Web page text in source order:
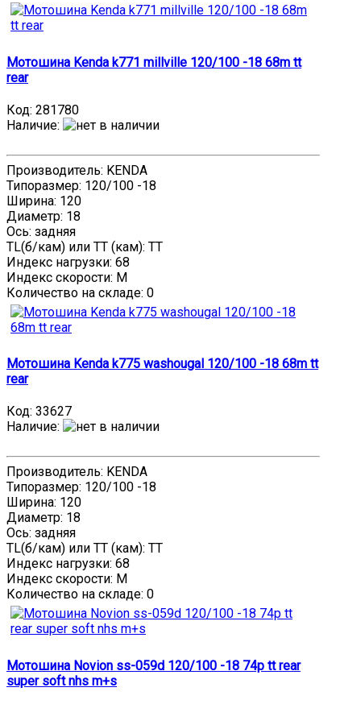
Мотошина Kenda k771 millville 120/100 -18 68m tt
rear
Код: 281780
Наличие:
Производитель: KENDA
Типоразмер: 120/100 -18
Ширина: 120
Диаметр: 18
Ось: задняя
TL(б/кам) или TT (кам): TT
Индекс нагрузки: 68
Индекс скорости: M
Количество на складе: 0
Мотошина Kenda k775 washougal 120/100 -18 68m tt
rear
Код: 33627
Наличие:
Производитель: KENDA
Типоразмер: 120/100 -18
Ширина: 120
Диаметр: 18
Ось: задняя
TL(б/кам) или TT (кам): TT
Индекс нагрузки: 68
Индекс скорости: M
Количество на складе: 0
Мотошина Novion ss-059d 120/100 -18 74p tt rear
super soft nhs m+s